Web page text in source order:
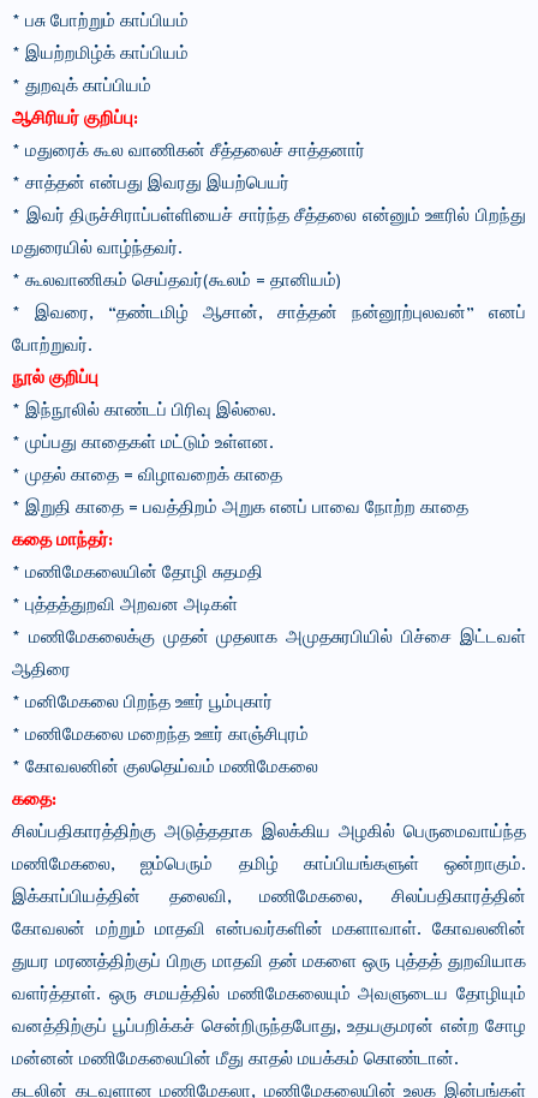
* பசு போற்றும் காப்பியம்
* இயற்றமிழ்க் காப்பியம்
* துறவுக் காப்பியம்
ஆசிரியர் குறிப்பு:
* மதுரைக் கூல வாணிகன் சீத்தலைச் சாத்தனார்
* சாத்தன் என்பது இவரது இயற்பெயர்
* இவர் திருச்சிராப்பள்ளியைச் சார்ந்த சீத்தலை என்னும் ஊரில் பிறந்து
மதுரையில் வாழ்ந்தவர்.
* கூலவாணிகம் செய்தவர்(கூலம் = தானியம்)
* இவரை, “தண்டமிழ் ஆசான், சாத்தன் நன்னூற்புலவன்” எனப்
போற்றுவர்.
நூல் குறிப்பு
* இந்நூலில் காண்டப் பிரிவு இல்லை.
* முப்பது காதைகள் மட்டும் உள்ளன.
* முதல் காதை = விழாவறைக் காதை
* இறுதி காதை = பவத்திறம் அறுக எனப் பாவை நோற்ற காதை
கதை மாந்தர்:
* மணிமேகலையின் தோழி சுதமதி
* புத்தத்துறவி அறவன அடிகள்
* மணிமேகலைக்கு முதன் முதலாக அமுதசுரபியில் பிச்சை இட்டவள்
ஆதிரை
* மனிமேகலை பிறந்த ஊர் பூம்புகார்
* மணிமேகலை மறைந்த ஊர் காஞ்சிபுரம்
* கோவலனின் குலதெய்வம் மணிமேகலை
கதை:
சிலப்பதிகாரத்திற்கு அடுத்ததாக இலக்கிய அழகில் பெருமைவாய்ந்த
மணிமேகலை, ஐம்பெரும் தமிழ் காப்பியங்களுள் ஒன்றாகும்.
இக்காப்பியத்தின் தலைவி, மணிமேகலை, சிலப்பதிகாரத்தின்
கோவலன் மற்றும் மாதவி என்பவர்களின் மகளாவாள். கோவலனின்
துயர மரணத்திற்குப் பிறகு மாதவி தன் மகளை ஒரு புத்தத் துறவியாக
வளர்த்தாள். ஒரு சமயத்தில் மணிமேகலையும் அவளுடைய தோழியும்
வனத்திற்குப் பூப்பறிக்கச் சென்றிருந்தபோது, உதயகுமரன் என்ற சோழ
மன்னன் மணிமேகலையின் மீது காதல் மயக்கம் கொண்டான்.
கடலின் கடவுளான மணிமேகலா, மணிமேகலையின் உலக இன்பங்கள்